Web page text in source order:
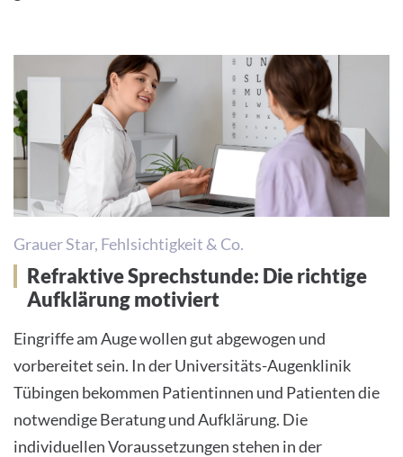
Grauer Star, Fehlsichtigkeit & Co.
Refraktive Sprechstunde: Die richtige
Aufklärung motiviert
Eingriffe am Auge wollen gut abgewogen und
vorbereitet sein. In der Universitäts-Augenklinik
Tübingen bekommen Patientinnen und Patienten die
notwendige Beratung und Aufklärung. Die
individuellen Voraussetzungen stehen in der